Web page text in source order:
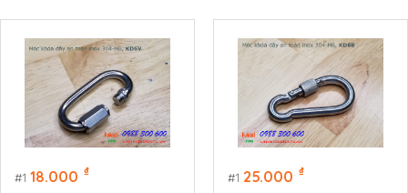
1 18.000 ₫ 1 25.000 ₫